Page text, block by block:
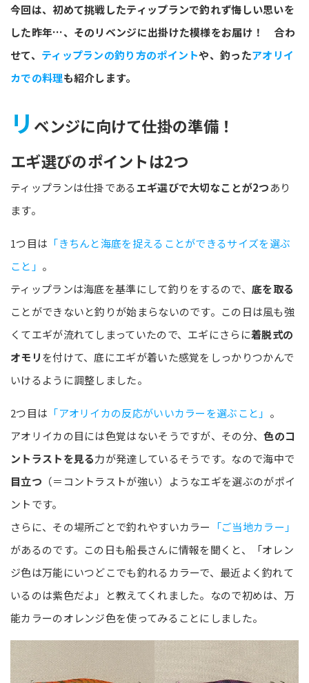
今回は、初めて挑戦したティップランで釣れず悔しい思いを
した昨年…、そのリベンジに出掛けた模様をお届け！ 合わ
せて、 ティップランの釣り方のポイントや、釣ったアオリイ
カでの料理も紹介します。
リ ベンジに向けて仕掛の準備！
エギ選びのポイントは2つ
ティップランは仕掛であるエギ選びで大切なことが2つあり
ます。
1つ目は 「きちんと海底を捉えることができるサイズを選ぶ
こと」 。
ティップランは海底を基準にして釣りをするので、 底を取る
ことができないと釣りが始まらないのです。この日は風も強
くてエギが流れてしまっていたので、エギにさらに着脱式の
オモリを付けて、底にエギが着いた感覚をしっかりつかんで
いけるように調整しました。
2つ目は 「アオリイカの反応がいいカラーを選ぶこと」 。
アオリイカの目には色覚はないそうですが、その分、色のコ
ントラストを見る力が発達しているそうです。なので海中で
目立つ （＝コントラストが強い）ようなエギを選ぶのがポイ
ントです。
さらに、その場所ごとで釣れやすいカラー 「ご当地カラー」
があるのです。この日も船長さんに情報を聞くと、「オレン
ジ色は万能にいつどこでも釣れるカラーで、最近よく釣れて
いるのは紫色だよ」と教えてくれました。なので初めは、万
能カラーのオレンジ色を使ってみることにしました。